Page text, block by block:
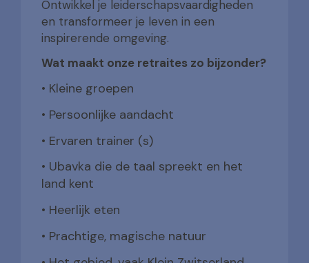
Ontwikkel je leiderschapsvaardigheden
en transformeer je leven in een
inspirerende omgeving.
Wat maakt onze retraites zo bijzonder?
• Kleine groepen
• Persoonlijke aandacht
• Ervaren trainer (s)
• Ubavka die de taal spreekt en het
land kent
• Heerlijk eten
• Prachtige, magische natuur